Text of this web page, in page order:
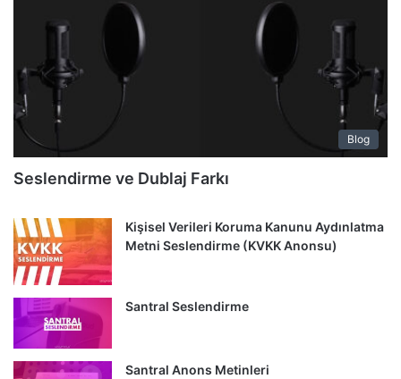
Blog
Seslendirme ve Dublaj Farkı
Kişisel Verileri Koruma Kanunu Aydınlatma
Metni Seslendirme (KVKK Anonsu)
Santral Seslendirme
Santral Anons Metinleri